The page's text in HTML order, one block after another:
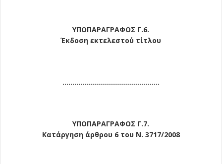
ΥΠΟΠΑΡΑΓΡΑΦΟΣ Γ.6.
Έκδοση εκτελεστού τίτλου
………………………………………….
ΥΠΟΠΑΡΑΓΡΑΦΟΣ Γ.7.
Κατάργηση άρθρου 6 του Ν. 3717/2008